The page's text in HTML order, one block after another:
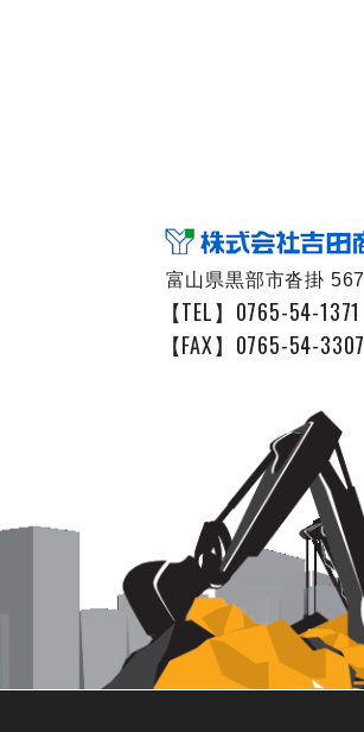
富山県黒部市沓掛 567
【TEL】0765-54-1371
【FAX】0765-54-3307